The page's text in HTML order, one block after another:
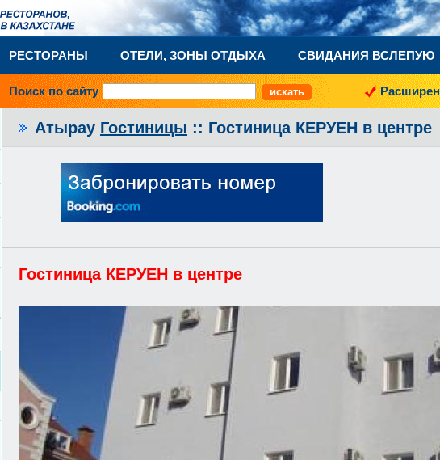
РЕСТОРАНЫ ОТЕЛИ, ЗОНЫ ОТДЫХА СВИДАНИЯ ВСЛЕПУЮ
Поиск по сайту
Атырау Гостиницы :: Гостиница КЕРУЕН в центре
Гостиница КЕРУЕН в центре